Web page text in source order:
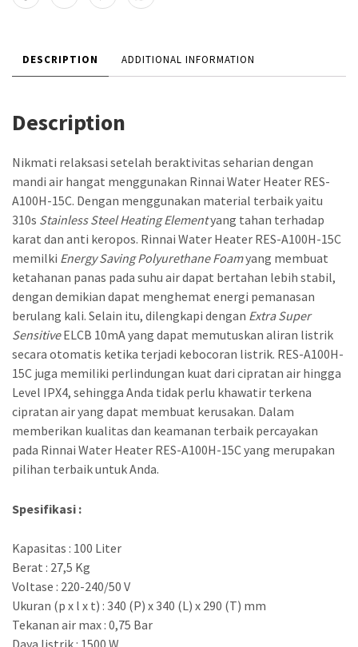
DESCRIPTION ADDITIONAL INFORMATION
Description
Nikmati relaksasi setelah beraktivitas seharian dengan
mandi air hangat menggunakan Rinnai Water Heater RES-
A100H-15C. Dengan menggunakan material terbaik yaitu
310s Stainless Steel Heating Elementyang tahan terhadap
karat dan anti keropos. Rinnai Water Heater RES-A100H-15C
memilki Energy Saving Polyurethane Foamyang membuat
ketahanan panas pada suhu air dapat bertahan lebih stabil,
dengan demikian dapat menghemat energi pemanasan
berulang kali. Selain itu, dilengkapi dengan Extra Super
SensitiveELCB 10mA yang dapat memutuskan aliran listrik
secara otomatis ketika terjadi kebocoran listrik. RES-A100H-
15C juga memiliki perlindungan kuat dari cipratan air hingga
Level IPX4, sehingga Anda tidak perlu khawatir terkena
cipratan air yang dapat membuat kerusakan. Dalam
memberikan kualitas dan keamanan terbaik percayakan
pada Rinnai Water Heater RES-A100H-15C yang merupakan
pilihan terbaik untuk Anda.
Spesifikasi :
Kapasitas : 100 Liter
Berat : 27,5 Kg
Voltase : 220-240/50 V
Ukuran (p x l x t) : 340 (P) x 340 (L) x 290 (T) mm
Tekanan air max : 0,75 Bar